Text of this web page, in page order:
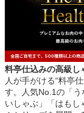
料亭仕込みの高級し
人が手がける“料亭
す。人気No.1の「
いしゃぶ」「はもし